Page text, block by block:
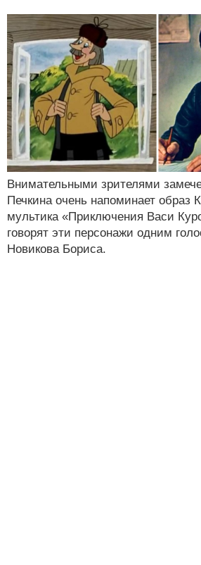
Внимательными зрителями
Печкина очень напоминает образ
мультика «Приключения Васи
говорят эти персонажи одним
Новикова Бориса.